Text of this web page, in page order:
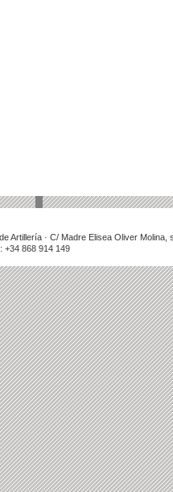
Artillería · C/ Madre Elisea Oliver
+34 868 914 149